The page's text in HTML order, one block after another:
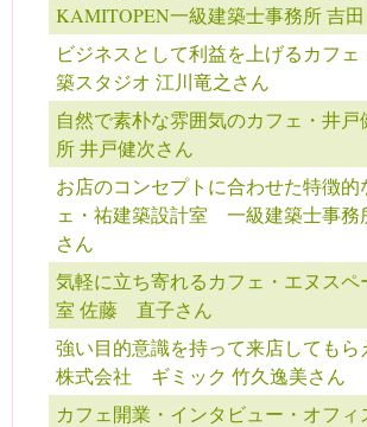
KAMITOPEN一級建築士事務所 吉
ビジネスとして利益を上げるカフェ
築スタジオ 江川竜之さん
自然で素朴な雰囲気のカフェ・井戸
所 井戸健次さん
お店のコンセプトに合わせた特徴的
ェ・祐建築設計室 一級建築士事
さん
気軽に立ち寄れるカフェ・エヌスペ
室 佐藤 直子さん
強い目的意識を持って来店してもら
株式会社 ギミック 竹久逸美さん
カフェ開業・インタビュー・オフィ